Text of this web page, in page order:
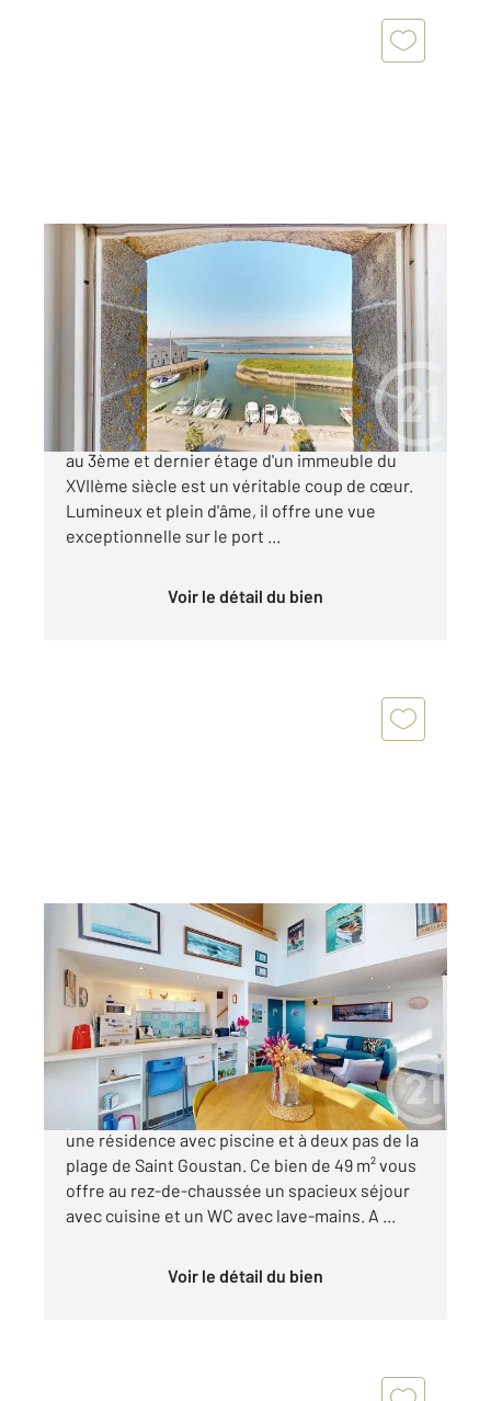
LE CROISIC 44
38,02 m2, 2 pièces
Ref : 1126
Appartement F2 à vendre
199 900 €
Au cœur du Croisic, sur le port, ce charmant T2
au 3ème et dernier étage d'un immeuble du
XVIIème siècle est un véritable coup de cœur.
Lumineux et plein d'âme, il offre une vue
exceptionnelle sur le port ...
Voir le détail du bien
LE CROISIC 44
48,95 m2, 2 pièces
Ref : 1154
Appartement F2 Bis à vendre
259 000 €
Découvrez cet appartement avec jardin, dans
une résidence avec piscine et à deux pas de la
plage de Saint Goustan. Ce bien de 49 m² vous
offre au rez-de-chaussée un spacieux séjour
avec cuisine et un WC avec lave-mains. A ...
Voir le détail du bien